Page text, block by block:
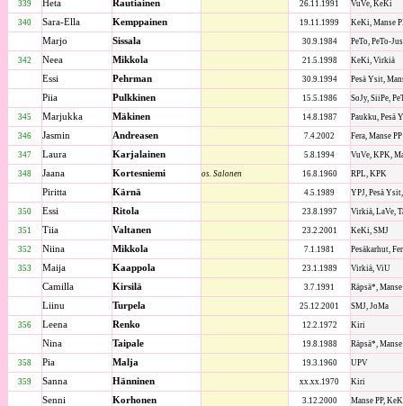
339 Heta Rautiainen 26.11.1991 VuVe, KeKi
340 Sara-Ella Kemppainen 19.11.1999 KeKi, Manse
Marjo Sissala 30.9.1984 PeTo, PeTo-
342 Neea Mikkola 21.5.1998 KeKi, Virkiä
Essi Pehrman 30.9.1994 Pesä Ysit,
Piia Pulkkinen 15.5.1986 SoJy, SiiPe,
345 Marjukka Mäkinen 14.8.1987 Paukku, Pesä
346 Jasmin Andreasen 7.4.2002 Fera, Manse PP
347 Laura Karjalainen 5.8.1994 VuVe, KPK,
348 Jaana Kortesniemi os. Salonen 16.8.1960 RPL, KPK
Piritta Kärnä 4.5.1989 YPJ, Pesä
350 Essi Ritola 23.8.1997 Virkiä, LaVe,
351 Tiia Valtanen 23.2.2001 KeKi, SMJ
352 Niina Mikkola 7.1.1981 Pesäkarhut,
353 Maija Kaappola 23.1.1989 Virkiä, ViU
Camilla Kirsilä 3.7.1991 Räpsä*,
Liinu Turpela 25.12.2001 SMJ, JoMa
356 Leena Renko 12.2.1972 Kiri
Nina Taipale 19.8.1988 Räpsä*, Manse
358 Pia Malja 19.3.1960 UPV
359 Sanna Hänninen xx.xx.1970 Kiri
Senni Korhonen 3.12.2000 Manse PP,